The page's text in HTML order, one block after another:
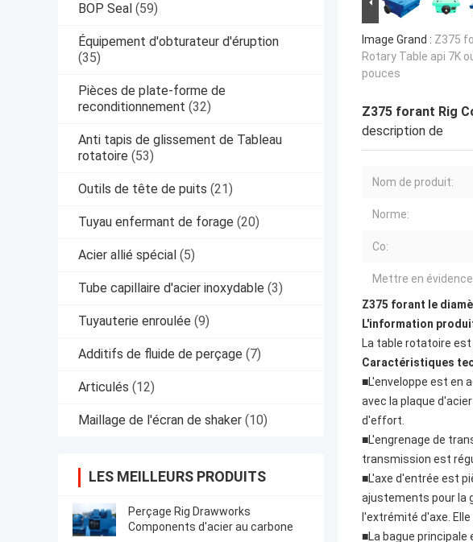
BOP Seal (59)
Équipement d'obturateur d'éruption
(35)
Pièces de plate-forme de
reconditionnement (32)
Anti tapis de glissement de Tableau
rotatoire (53)
Outils de tête de puits (21)
Tuyau enfermant de forage (20)
Acier allié spécial (5)
Tube capillaire d'acier inoxydable (3)
Tuyauterie enroulée (9)
Additifs de fluide de perçage (7)
Articulés (12)
Maillage de l'écran de shaker (10)
LES MEILLEURS PRODUITS
Perçage Rig Drawworks
Components d'acier au carbone
Image Grand : Z375
Rotary Table api 7K
pouces
Z375 forant Rig
description de
Nom de produit:
Norme:
Co:
Mettre en
Z375 forant le
L'information
La table rotatoire
Caractéristiques
■L'enveloppe est en
avec la plaque
d'effort.
■L'engrenage de
transmission est
■L'axe d'entrée est
ajustements pour la
l'extrémité d'axe.
■La bague